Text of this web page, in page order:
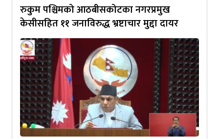
रुकुम पश्चिमको आठबीसकोटका नगरप्रमुख
केसीसहित ११ जनाविरुद्ध भ्रष्टाचार मुद्दा दायर